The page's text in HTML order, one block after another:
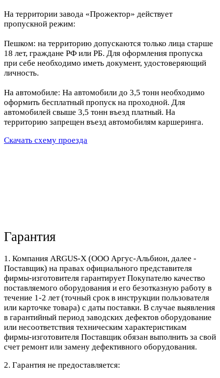
На территории завода «Прожектор» действует
пропускной режим:
Пешком: на территорию допускаются только лица старше
18 лет, граждане РФ или РБ. Для оформления пропуска
при себе необходимо иметь документ, удостоверяющий
личность.
На автомобиле: На автомобили до 3,5 тонн необходимо
оформить бесплатный пропуск на проходной. Для
автомобилей свыше 3,5 тонн въезд платный. На
территорию запрещен въезд автомобилям каршеринга.
Скачать схему проезда
Гарантия
1. Компания ARGUS-X (ООО Аргус-Альбион, далее -
Поставщик) на правах официального представителя
фирмы-изготовителя гарантирует Покупателю качество
поставляемого оборудования и его безотказную работу в
течение 1-2 лет (точный срок в инструкции пользователя
или карточке товара) с даты поставки. В случае выявления
в гарантийный период заводских дефектов оборудование
или несоответствия техническим характеристикам
фирмы-изготовителя Поставщик обязан выполнить за свой
счет ремонт или замену дефективного оборудования.
2. Гарантия не предоставляется: